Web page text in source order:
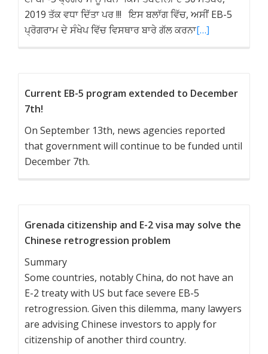
2019 ਤੱਕ ਵਧਾ ਦਿੱਤਾ ਪਰ !!! ਇਸ ਬਲਾੱਗ ਵਿੱਚ, ਅਸੀਂ EB-5
ਪ੍ਰੋਗਰਾਮ ਦੇ ਸੰਖੇਪ ਵਿੱਚ ਵਿਸਥਾਰ ਬਾਰੇ ਗੱਲ ਕਰਨਾ[…]
Current EB-5 program extended to December
7th!
On September 13th, news agencies reported
that government will continue to be funded until
December 7th.
Grenada citizenship and E-2 visa may solve the
Chinese retrogression problem
Summary
Some countries, notably China, do not have an
E-2 treaty with US but face severe EB-5
retrogression. Given this dilemma, many lawyers
are advising Chinese investors to apply for
citizenship of another third country.